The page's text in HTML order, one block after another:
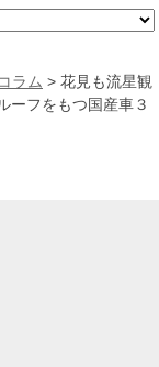
ラム > 花見も流星観
フをもつ国産車３